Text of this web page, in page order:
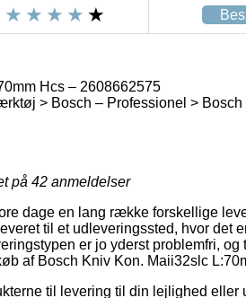
Hcs – 2608662575
> Bosch – Professionel > Bosch
på 42 anmeldelser
dage en lang række forskellige
til et udleveringssted, hvor det
er jo yderst problemfri,
af Bosch Kniv Kon. Maii32slc
til levering til din lejlighed eller